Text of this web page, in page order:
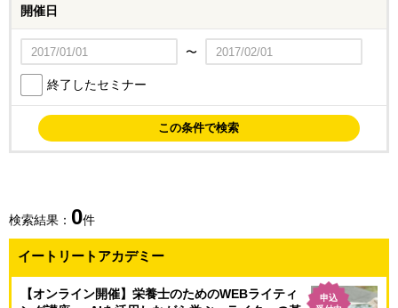
開催日
〜
終了したセミナー
検索結果： 0件
イートリートアカデミー
【オンライン開催】栄養士のためのWEBライティ
申込